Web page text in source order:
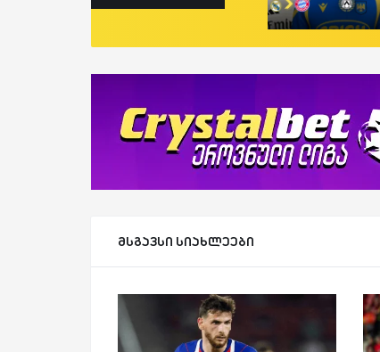
მსგავსი სიახლეები